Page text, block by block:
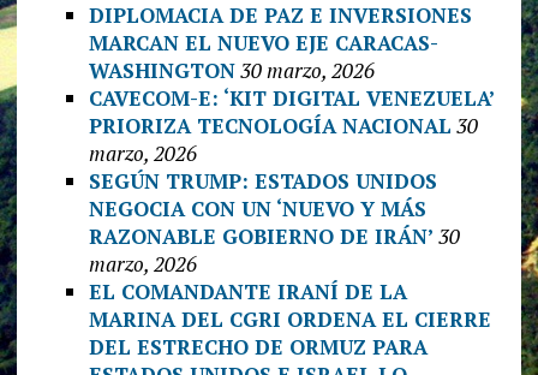
DIPLOMACIA DE PAZ E INVERSIONES
MARCAN EL NUEVO EJE CARACAS-
WASHINGTON30 marzo, 2026
CAVECOM-E: ‘KIT DIGITAL VENEZUELA’
PRIORIZA TECNOLOGÍA NACIONAL 30
marzo, 2026
SEGÚN TRUMP: ESTADOS UNIDOS
NEGOCIA CON UN ‘NUEVO Y MÁS
RAZONABLE GOBIERNO DE IRÁN’ 30
marzo, 2026
EL COMANDANTE IRANÍ DE LA
MARINA DEL CGRI ORDENA EL CIERRE
DEL ESTRECHO DE ORMUZ PARA